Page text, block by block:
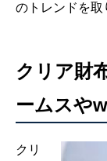
のトレンドを取
クリア財
ームスや
クリ